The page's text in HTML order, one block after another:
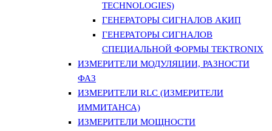
TECHNOLOGIES)
ГЕНЕРАТОРЫ СИГНАЛОВ АКИП
ГЕНЕРАТОРЫ СИГНАЛОВ
СПЕЦИАЛЬНОЙ ФОРМЫ TEKTRONIX
ИЗМЕРИТЕЛИ МОДУЛЯЦИИ, РАЗНОСТИ
ФАЗ
ИЗМЕРИТЕЛИ RLC (ИЗМЕРИТЕЛИ
ИММИТАНСА)
ИЗМЕРИТЕЛИ МОЩНОСТИ